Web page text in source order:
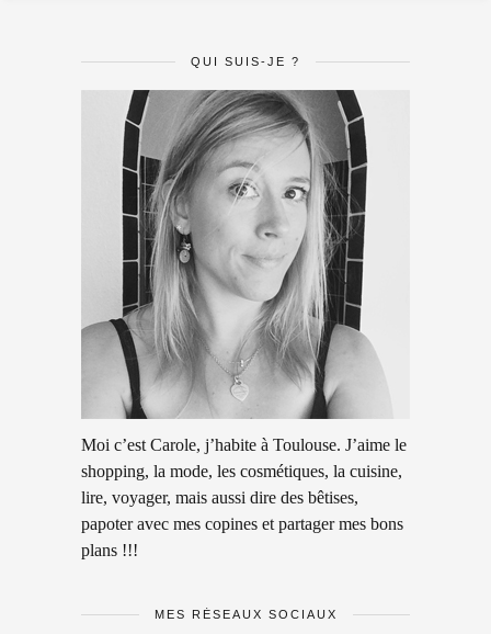
QUI SUIS-JE ?
Moi c’est Carole, j’habite à Toulouse. J’aime le
shopping, la mode, les cosmétiques, la cuisine,
lire, voyager, mais aussi dire des bêtises,
papoter avec mes copines et partager mes bons
plans !!!
MES RÉSEAUX SOCIAUX